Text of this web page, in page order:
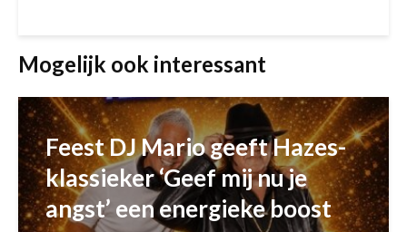
Mogelijk ook interessant
Feest DJ Mario geeft Hazes-
klassieker ‘Geef mij nu je
angst’ een energieke boost